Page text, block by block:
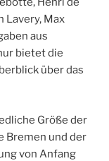
Lavery, Max
aus
bietet die
über das
Größe der
Bremen und der
von Anfang